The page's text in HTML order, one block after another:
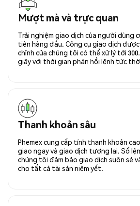
Mượt mà và trực quan
Trải nghiệm giao dịch của người dùng
tiên hàng đầu. Công cụ giao dịch
chỉnh của chúng tôi có thể xử lý tới
giây với thời gian phản hồi lệnh tức
Thanh khoản sâu
Phemex cung cấp tính thanh khoản
giao ngay và giao dịch tương lai. Sổ
chúng tôi đảm bảo giao dịch suôn sẻ
cho tất cả tài sản niêm yết.